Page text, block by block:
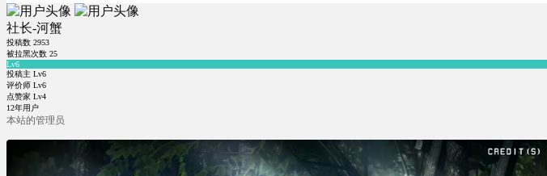
社长-河蟹
投稿数 2953
被拉黑次数 25
Lv6
投稿主 Lv6
评价师 Lv6
点赞家 Lv4
12年用户
本站的管理员